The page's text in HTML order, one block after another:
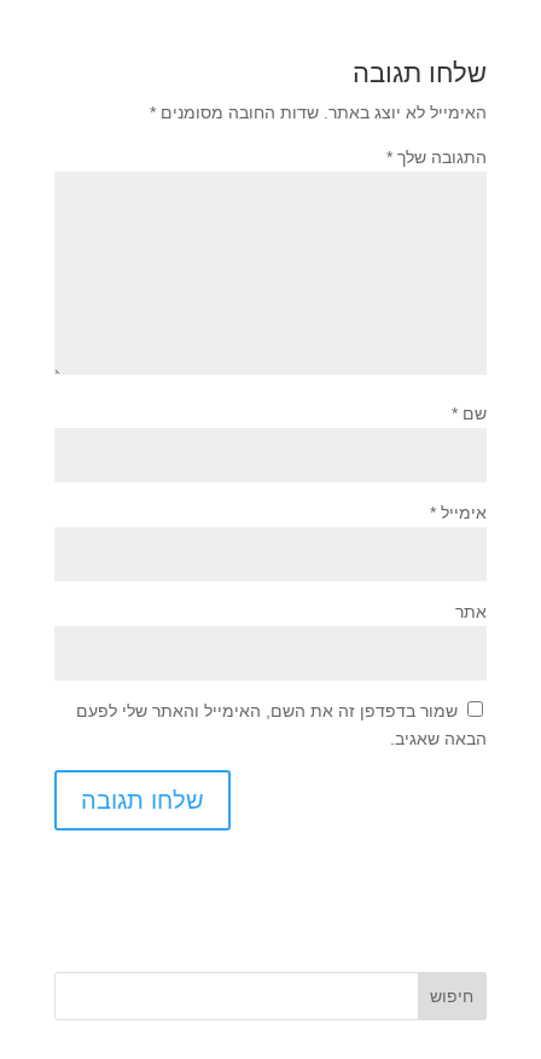
שלחו תגובה
האימייל לא יוצג באתר. שדות החובה מסומנים *
התגובה שלך *
שם *
אימייל *
אתר
שמור בדפדפן זה את השם, האימייל והאתר שלי לפעם
הבאה שאגיב.
חיפוש